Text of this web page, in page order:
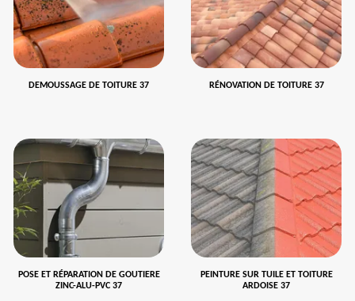
DEMOUSSAGE DE TOITURE 37 RÉNOVATION DE TOITURE 37
POSE ET RÉPARATION DE GOUTIERE
ZINC-ALU-PVC 37
PEINTURE SUR TUILE ET TOITURE
ARDOISE 37